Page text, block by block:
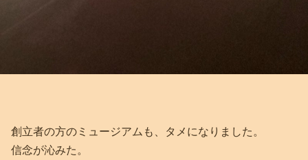
創立者の方のミュージアムも、タメになりました。
信念が沁みた。